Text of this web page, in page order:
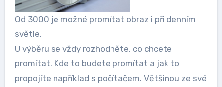
Od 3000 je možné promítat obraz i při denním
světle.
U výběru se vždy rozhodněte, co chcete
promítat. Kde to budete promítat a jak to
propojíte například s počítačem. Většinou ze své